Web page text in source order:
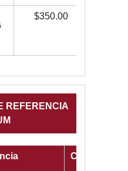
$350.00
REFERENCIA
Contenido